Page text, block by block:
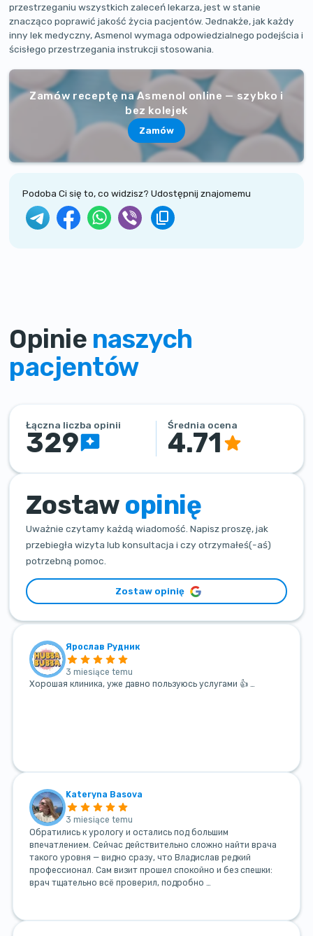
przestrzeganiu wszystkich zaleceń lekarza, jest w stanie
znacząco poprawić jakość życia pacjentów. Jednakże, jak każdy
inny lek medyczny, Asmenol wymaga odpowiedzialnego podejścia i
ścisłego przestrzegania instrukcji stosowania.
Zamów receptę na Asmenol online — szybko i
bez kolejek
Zamów
Podoba Ci się to, co widzisz? Udostępnij znajomemu
Opinie naszych
pacjentów
Łączna liczba opinii
329
Średnia ocena
4.71
Zostaw opinię
Uważnie czytamy każdą wiadomość. Napisz proszę, jak
przebiegła wizyta lub konsultacja i czy otrzymałeś(-aś)
potrzebną pomoc.
Zostaw opinię
Ярослав Рудник
3 miesiące temu
Хорошая клиника, уже давно пользуюсь услугами 👍 …
Kateryna Basova
3 miesiące temu
Обратились к урологу и остались под большим
впечатлением. Сейчас действительно сложно найти врача
такого уровня — видно сразу, что Владислав редкий
профессионал. Сам визит прошел спокойно и без спешки:
врач тщательно всё проверил, подробно …